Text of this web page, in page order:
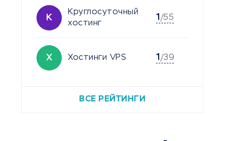
К
Круглосуточный
хостинг
1 /55
Х Хостинги VPS 1 /39
ВСЕ РЕЙТИНГИ